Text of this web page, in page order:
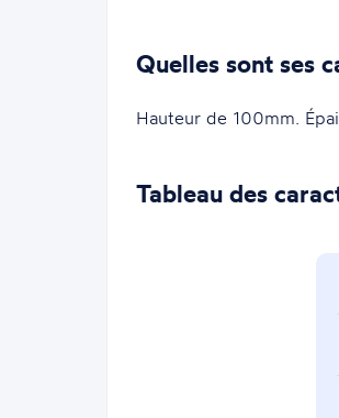
Quelles sont ses
Hauteur de 100mm.
Tableau des